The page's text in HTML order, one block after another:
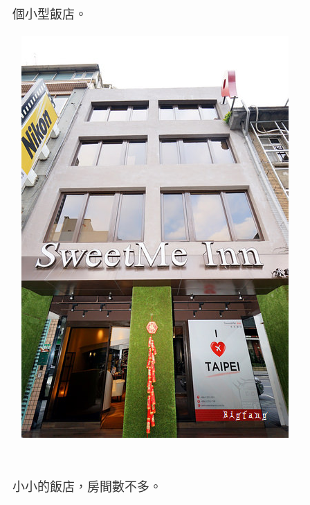
個小型飯店。
小小的飯店，房間數不多。